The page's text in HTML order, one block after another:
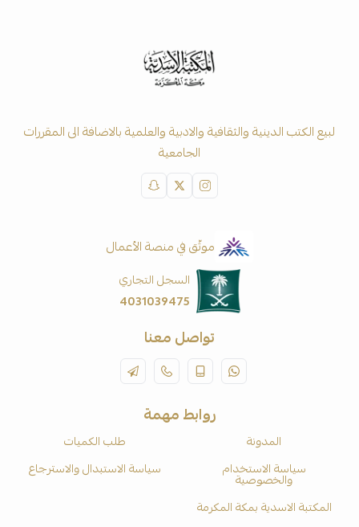
لبيع الكتب الدينية والثقافية والادبية والعلمية بالاضافة الى المقررات
الجامعية
موثّق في منصة الأعمال
السجل التجاري
4031039475
تواصل معنا
روابط مهمة
المدونة
طلب الكميات
سياسة الاستخدام
والخصوصية
سياسة الاستبدال والاسترجاع
المكتبة الاسدية بمكة المكرمة